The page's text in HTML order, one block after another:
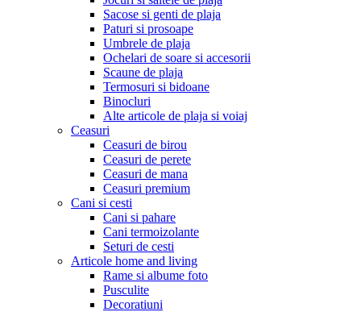
Sacose si genti de plaja
Paturi si prosoape
Umbrele de plaja
Ochelari de soare si accesorii
Scaune de plaja
Termosuri si bidoane
Binocluri
Alte articole de plaja si voiaj
Ceasuri
Ceasuri de birou
Ceasuri de perete
Ceasuri de mana
Ceasuri premium
Cani si cesti
Cani si pahare
Cani termoizolante
Seturi de cesti
Articole home and living
Rame si albume foto
Pusculite
Decoratiuni